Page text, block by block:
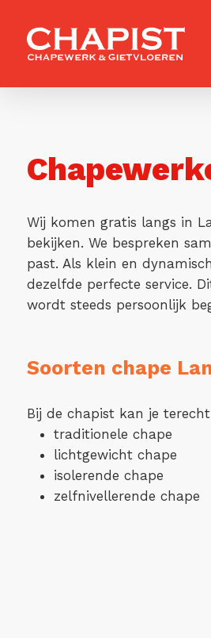
Wij komen gratis langs in
bekijken. We bespreken
past. Als klein en
dezelfde perfecte service.
wordt steeds persoonlijk
Soorten chape
Bij de chapist kan je
traditionele chape
lichtgewicht chape
isolerende chape
zelfnivellerende chape